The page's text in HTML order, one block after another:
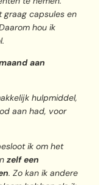
graag capsules en
hou ik
aan
hulpmiddel,
aan had, voor
ik om het
zelf een
. Zo kan ik andere